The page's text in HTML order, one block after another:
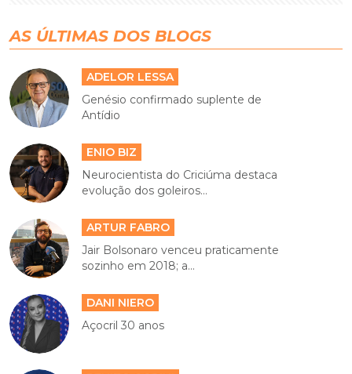
AS ÚLTIMAS DOS BLOGS
ADELOR LESSA
Genésio confirmado suplente de
Antídio
ENIO BIZ
Neurocientista do Criciúma destaca
evolução dos goleiros...
ARTUR FABRO
Jair Bolsonaro venceu praticamente
sozinho em 2018; a...
DANI NIERO
Açocril 30 anos